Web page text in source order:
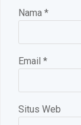
Nama *
Email *
Situs Web